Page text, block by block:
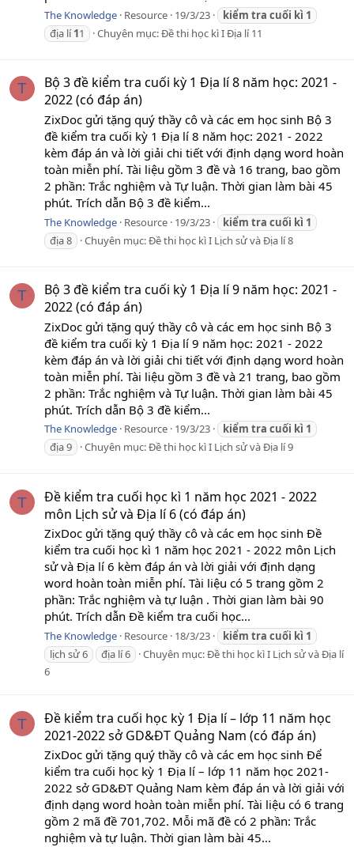
The Knowledge Resource 19/3/23 kiểm tra cuối kì 1
địa lí11 Chuyên mục:Đề thi học kì I Địa lí 11
T
Bộ 3 đề kiểm tra cuối kỳ 1 Địa lí 8 năm học: 2021 -
2022 (có đáp án)
ZixDoc gửi tặng quý thầy cô và các em học sinh Bộ 3
đề kiểm tra cuối kỳ 1 Địa lí 8 năm học: 2021 - 2022
kèm đáp án và lời giải chi tiết với định dạng word hoàn
toàn miễn phí. Tài liệu gồm 3 đề và 16 trang, bao gồm
2 phần: Trắc nghiệm và Tự luận. Thời gian làm bài 45
phút. Trích dẫn Bộ 3 đề kiểm...
The Knowledge Resource 19/3/23 kiểm tra cuối kì 1
địa 8
Chuyên mục:Đề thi học kì I Lịch sử và Địa lí 8
T
Bộ 3 đề kiểm tra cuối kỳ 1 Địa lí 9 năm học: 2021 -
2022 (có đáp án)
ZixDoc gửi tặng quý thầy cô và các em học sinh Bộ 3
đề kiểm tra cuối kỳ 1 Địa lí 9 năm học: 2021 - 2022
kèm đáp án và lời giải chi tiết với định dạng word hoàn
toàn miễn phí. Tài liệu gồm 3 đề và 21 trang, bao gồm
2 phần: Trắc nghiệm và Tự luận. Thời gian làm bài 45
phút. Trích dẫn Bộ 3 đề kiểm...
The Knowledge Resource 19/3/23 kiểm tra cuối kì 1
địa 9
Chuyên mục:Đề thi học kì I Lịch sử và Địa lí 9
T
Đề kiểm tra cuối học kì 1 năm học 2021 - 2022
môn Lịch sử và Địa lí 6 (có đáp án)
ZixDoc gửi tặng quý thầy cô và các em học sinh Đề
kiểm tra cuối học kì 1 năm học 2021 - 2022 môn Lịch
sử và Địa lí 6 kèm đáp án và lời giải với định dạng
word hoàn toàn miễn phí. Tài liệu có 5 trang gồm 2
phần: Trắc nghiệm và tự luận . Thời gian làm bài 90
phút. Trích dẫn Đề kiểm tra cuối học...
The Knowledge Resource 18/3/23 kiểm tra cuối kì 1
lịch sử 6
địa lí 6 Chuyên mục:Đề thi học kì I Lịch sử và Địa lí
6
T
Đề kiểm tra cuối học kỳ 1 Địa lí – lớp 11 năm học
2021-2022 sở GD&ĐT Quảng Nam (có đáp án)
ZixDoc gửi tặng quý thầy cô và các em học sinh Để
kiểm tra cuối học kỳ 1 Địa lí – lớp 11 năm học 2021-
2022 sở GD&ĐT Quảng Nam kèm đáp án và lời giải với
định dạng word hoàn toàn miễn phí. Tài liệu có 6 trang
gồm 2 mã đề 701,702. Mỗi mã đề có 2 phần: Trắc
nghiệm và tự luận. Thời gian làm bài 45...